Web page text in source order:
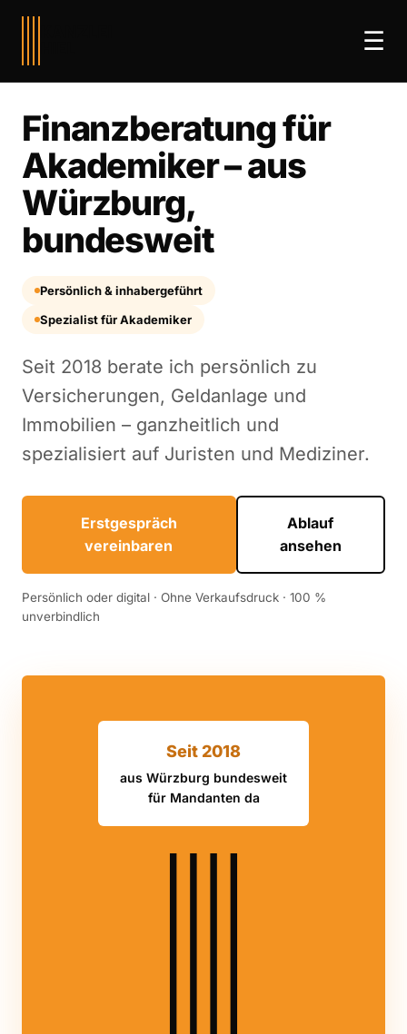
☰
Finanzberatung für
Akademiker – aus
Würzburg,
bundesweit
Persönlich & inhabergeführt
Spezialist für Akademiker
Seit 2018 berate ich persönlich zu
Versicherungen, Geldanlage und
Immobilien – ganzheitlich und
spezialisiert auf Juristen und Mediziner.
Erstgespräch
vereinbaren
Ablauf
ansehen
Persönlich oder digital · Ohne Verkaufsdruck · 100 %
unverbindlich
Seit 2018
aus Würzburg bundesweit
für Mandanten da